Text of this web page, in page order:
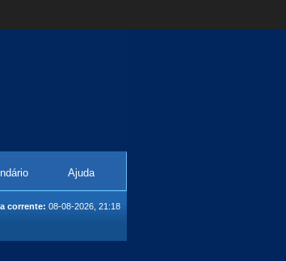
Ajuda
corrente: 08-08-2026, 21:18